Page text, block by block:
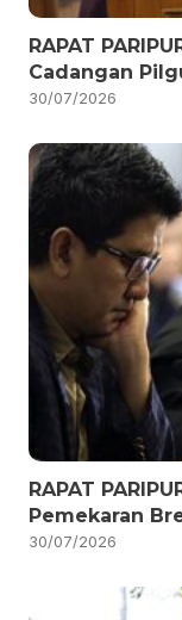
RAPAT
Cadangan
30/07/2026
RAPAT
Pemekaran
30/07/2026